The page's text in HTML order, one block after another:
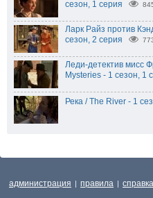
сезон, 1 серия
Ларк Райз против
сезон, 2 серия
Леди-детектив мисс
Mysteries - 1 сезон, 1
Река / The River - 1
администрация | правила | справка